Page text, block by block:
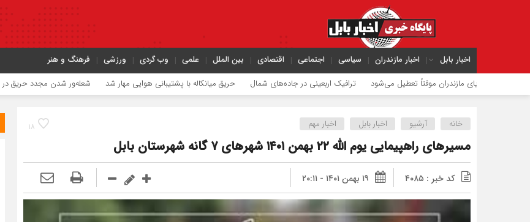
اخبار بابل اخبار مازندران سیاسی اجتماعی اقتصادی بین الملل علمی وب گردی ورزشی فرهنگ و هنر
دریای مازندران موقتاً تعطیل می‌شود ترافیک اربعینی در جاده‌های شمال حریق میانکاله با پشتیبانی هوایی مهار شد شعله‌ور شدن مجدد حریق در میانکاله
۱۸ خانه آرشیو اخبار بابل اخبار مهم
مسیرهای راهپیمایی یوم الله ۲۲ بهمن ۱۴۰۱ شهرهای ۷ گانه شهرستان بابل
کد خبر : ۴۰۸۵ ۱۹ بهمن ۱۴۰۱ - ۲۰:۱۱